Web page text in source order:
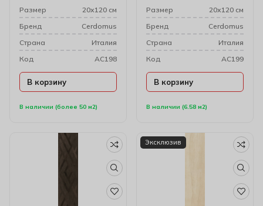
В наличии (более 50 м2)
Размер
20х120 см
Бренд
Cerdomus
Cтрана
Италия
Код
AC198
В корзину
В наличии (6.58 м2)
Размер
20х120 см
Бренд
Cerdomus
Cтрана
Италия
Код
AC199
В корзину
Эксклюзив